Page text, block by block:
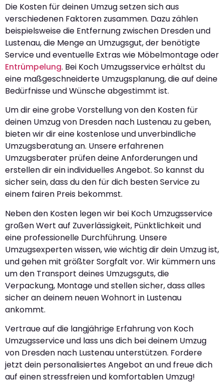
Die Kosten für deinen Umzug setzen sich aus
verschiedenen Faktoren zusammen. Dazu zählen
beispielsweise die Entfernung zwischen Dresden und
Lustenau, die Menge an Umzugsgut, der benötigte
Service und eventuelle Extras wie Möbelmontage oder
Entrümpelung. Bei Koch Umzugsservice erhältst du
eine maßgeschneiderte Umzugsplanung, die auf deine
Bedürfnisse und Wünsche abgestimmt ist.
Um dir eine grobe Vorstellung von den Kosten für
deinen Umzug von Dresden nach Lustenau zu geben,
bieten wir dir eine kostenlose und unverbindliche
Umzugsberatung an. Unsere erfahrenen
Umzugsberater prüfen deine Anforderungen und
erstellen dir ein individuelles Angebot. So kannst du
sicher sein, dass du den für dich besten Service zu
einem fairen Preis bekommst.
Neben den Kosten legen wir bei Koch Umzugsservice
großen Wert auf Zuverlässigkeit, Pünktlichkeit und
eine professionelle Durchführung. Unsere
Umzugsexperten wissen, wie wichtig dir dein Umzug ist,
und gehen mit größter Sorgfalt vor. Wir kümmern uns
um den Transport deines Umzugsguts, die
Verpackung, Montage und stellen sicher, dass alles
sicher an deinem neuen Wohnort in Lustenau
ankommt.
Vertraue auf die langjährige Erfahrung von Koch
Umzugsservice und lass uns dich bei deinem Umzug
von Dresden nach Lustenau unterstützen. Fordere
jetzt dein personalisiertes Angebot an und freue dich
auf einen stressfreien und komfortablen Umzug!